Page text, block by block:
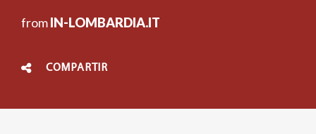
fromIN-LOMBARDIA.IT
COMPARTIR